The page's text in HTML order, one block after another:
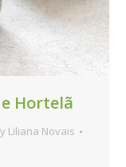
Hortelã
Liliana Novais